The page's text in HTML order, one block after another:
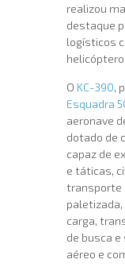
realizou
destaque
logísticos
O KC-390,
Esquadra
aeronave
dotado de
capaz de
e táticas,
transporte
carga,
de busca
aéreo e